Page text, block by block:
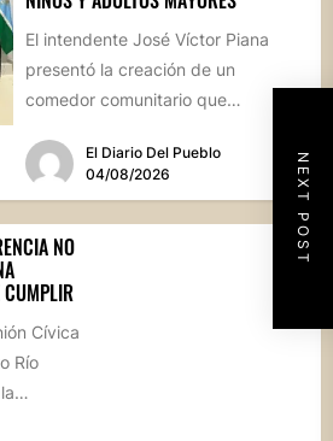
NEXT POST
El intendente José Víctor Piana
presentó la creación de un
comedor comunitario que
Salón...
El Diario Del Pueblo
04/08/2026
NO
CUMPLIR
Cívica
Río